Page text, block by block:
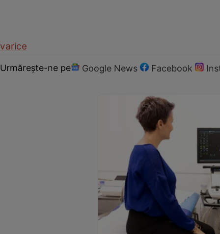
varice
Urmărește-ne pe Google News Facebook